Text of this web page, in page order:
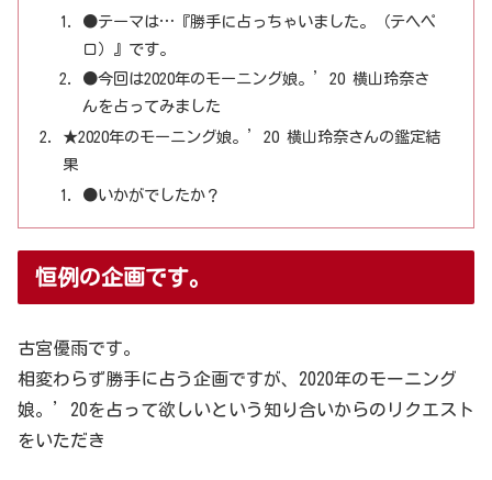
●テーマは…『勝手に占っちゃいました。（テヘペ
ロ）』です。
●今回は2020年のモーニング娘。’20 横山玲奈さ
んを占ってみました
★2020年のモーニング娘。’20 横山玲奈さんの鑑定結
果
●いかがでしたか？
恒例の企画です。
古宮優雨です。
相変わらず勝手に占う企画ですが、2020年のモーニング
娘。’20を占って欲しいという知り合いからのリクエスト
をいただき